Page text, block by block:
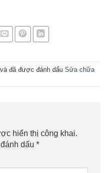
và đã được đánh dấu Sửa chữa
hiển thị công khai.
dấu *